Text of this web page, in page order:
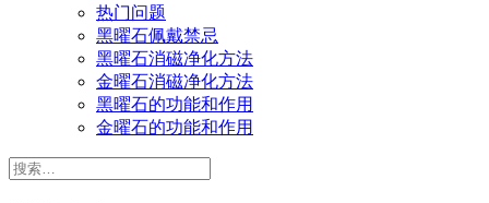
热门问题
黑曜石佩戴禁忌
黑曜石消磁净化方法
金曜石消磁净化方法
黑曜石的功能和作用
金曜石的功能和作用
搜